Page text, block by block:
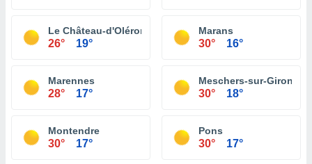
Le Château-d'Oléron
26° 19°
Marans
30° 16°
Marennes
28° 17°
Meschers-sur-Gironde
30° 18°
Montendre
30° 17°
Pons
30° 17°